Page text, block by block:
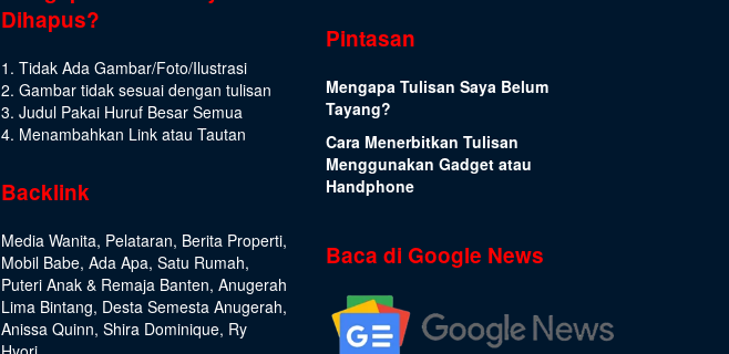
Dihapus?
1. Tidak Ada Gambar/Foto/Ilustrasi
2. Gambar tidak sesuai dengan tulisan
3. Judul Pakai Huruf Besar Semua
4. Menambahkan Link atau Tautan
Backlink
Media Wanita, Pelataran, Berita Properti,
Mobil Babe, Ada Apa, Satu Rumah,
Puteri Anak & Remaja Banten, Anugerah
Lima Bintang, Desta Semesta Anugerah,
Anissa Quinn, Shira Dominique, Ry
Pintasan
Mengapa Tulisan Saya Belum
Tayang?
Cara Menerbitkan Tulisan
Menggunakan Gadget atau
Handphone
Baca di Google News